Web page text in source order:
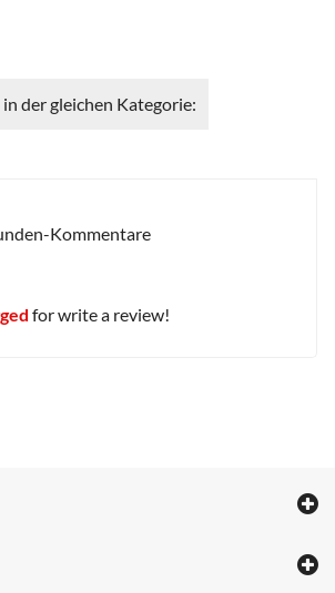
der gleichen Kategorie:
Kommentare
for write a review!